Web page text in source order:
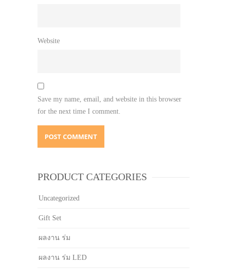
Website
Save my name, email, and website in this browser
for the next time I comment.
PRODUCT CATEGORIES
Uncategorized
Gift Set
ผลงาน ร่ม
ผลงาน ร่ม LED